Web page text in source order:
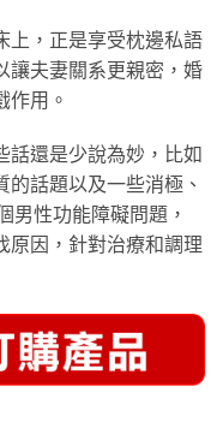
上，正是享受枕邊私語
讓夫妻關系更親密，婚
作用。
話還是少說為妙，比如
話題以及一些消極、
男性功能障礙問題，
原因，針對治療和調理